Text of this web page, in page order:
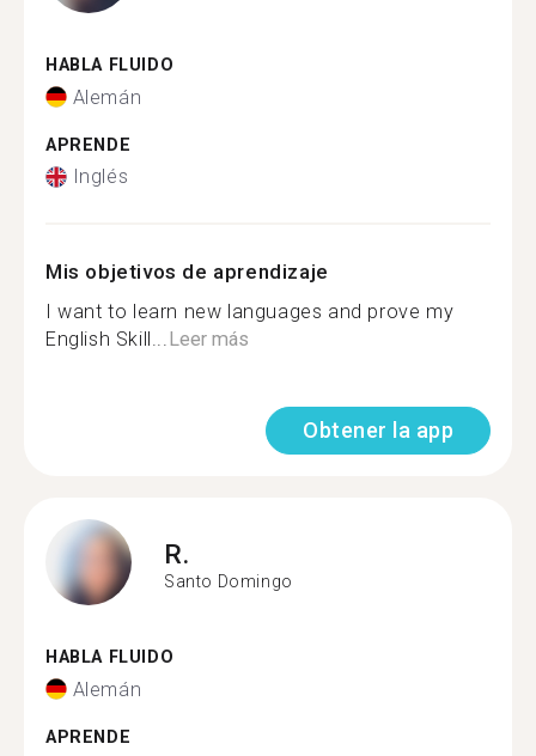
HABLA FLUIDO
Alemán
APRENDE
Inglés
Mis objetivos de aprendizaje
I want to learn new languages and prove my
English Skill...Leer más
Obtener la app
R.
Santo Domingo
HABLA FLUIDO
Alemán
APRENDE